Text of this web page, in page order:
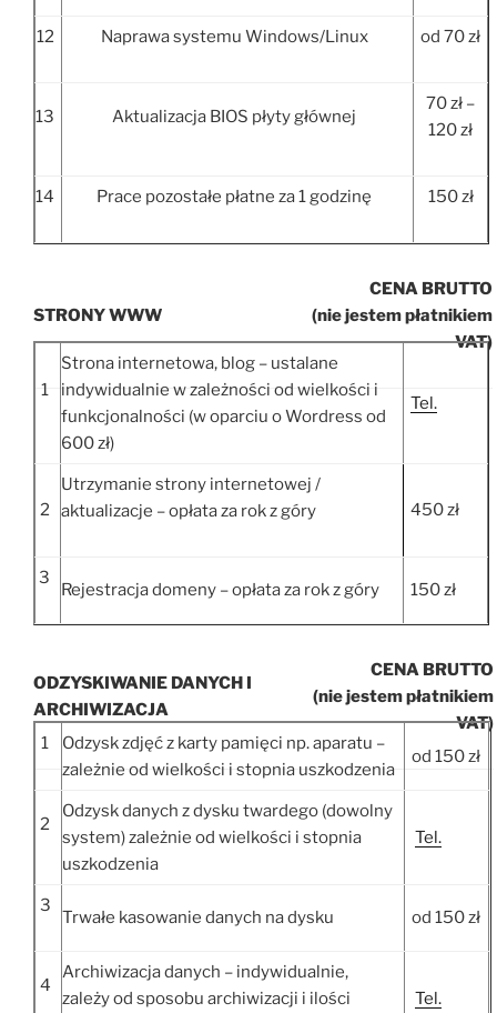
12 Naprawa systemu Windows/Linux od 70 zł
13 Aktualizacja BIOS płyty głównej
70 zł –
120 zł
14 Prace pozostałe płatne za 1 godzinę 150 zł
STRONY WWW
CENA BRUTTO
(nie jestem płatnikiem
VAT)
1
Strona internetowa, blog – ustalane
indywidualnie w zależności od wielkości i
funkcjonalności (w oparciu o Wordress od
600 zł)
Tel.
2
Utrzymanie strony internetowej /
aktualizacje – opłata za rok z góry
450 zł
3
Rejestracja domeny – opłata za rok z góry 150 zł
ODZYSKIWANIE DANYCH I
ARCHIWIZACJA
CENA BRUTTO
(nie jestem płatnikiem
VAT)
1
Odzysk zdjęć z karty pamięci np. aparatu –
zależnie od wielkości i stopnia uszkodzenia
od 150 zł
2
Odzysk danych z dysku twardego (dowolny
system) zależnie od wielkości i stopnia
uszkodzenia
Tel.
3
Trwałe kasowanie danych na dysku od 150 zł
4
Archiwizacja danych – indywidualnie,
zależy od sposobu archiwizacji i ilości
Tel.